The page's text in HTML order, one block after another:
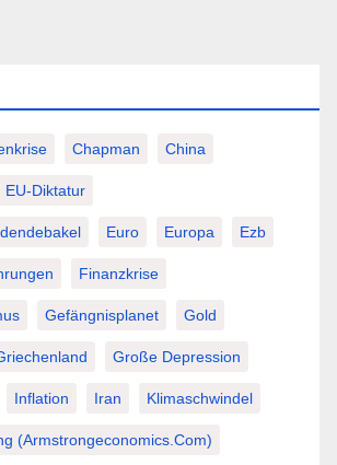
Chapman China
EU-Diktatur
Euro Europa Ezb
Finanzkrise
Gefängnisplanet Gold
Große Depression
Inflation Iran Klimaschwindel
(Armstrongeconomics.com)